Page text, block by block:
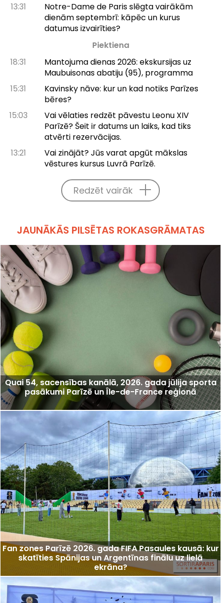
13:31
Notre-Dame de Paris slēgta vairākām
dienām septembrī: kāpēc un kurus
datumus izvairīties?
Piektiena
18:31
Mantojuma dienas 2026: ekskursijas uz
Maubuisonas abatiju (95), programma
15:31
Kavinsky nāve: kur un kad notiks Parīzes
bēres?
15:03
Vai vēlaties redzēt pāvestu Leonu XIV
Parīzē? Šeit ir datums un laiks, kad tiks
atvērti rezervācijas.
13:21
Vai zinājāt? Jūs varat apgūt mākslas
vēstures kursus Luvrā Parīzē.
Redzēt vairāk
JAUNĀKĀS PILSĒTAS ROKASGRĀMATAS
Quai 54, sacensības kanālā, 2026. gada jūlija sporta
pasākumi Parīzē un Île-de-France reģionā
Fan zones Parīzē 2026. gada FIFA Pasaules kausā: kur
skatīties Spānijas un Argentīnas finālu uz lielā
ekrāna?